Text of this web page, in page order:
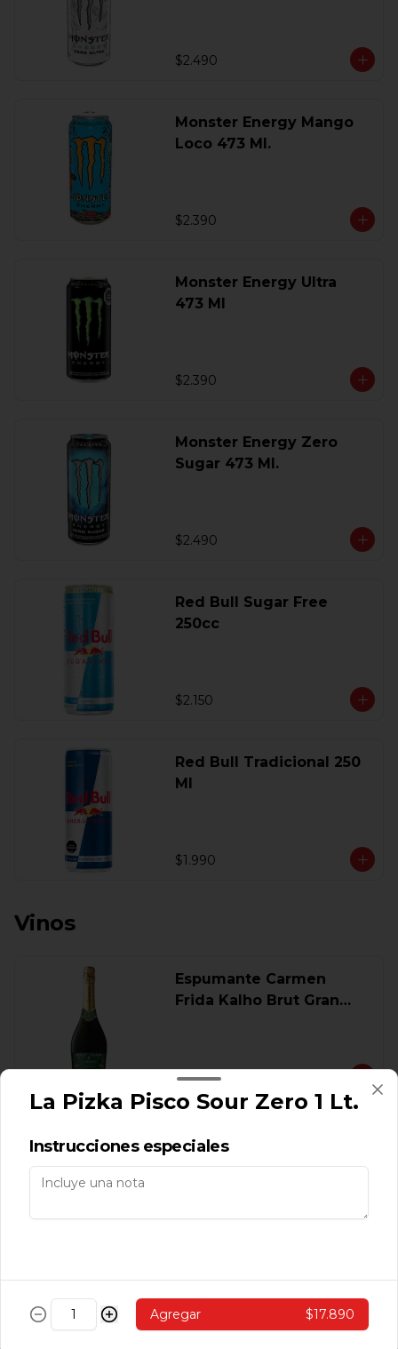
$2.490
Monster Energy Mango
Loco 473 Ml.
$2.390
Monster Energy Ultra
473 Ml
$2.390
Monster Energy Zero
Sugar 473 Ml.
$2.490
Red Bull Sugar Free
250cc
$2.150
Red Bull Tradicional 250
Ml
$1.990
Vinos
Espumante Carmen
Frida Kalho Brut Gran
$9.560
Oferta Pack 2 Vino Frida
Vino Adobe Carmener
Reserva 750 Cc.
La Pizka Pisco Sour Zero 1 Lt.
Instrucciones especiales
Agregar $17.890